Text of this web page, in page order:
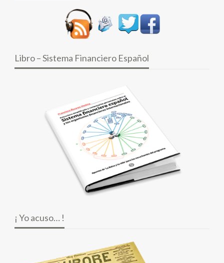
Libro – Sistema Financiero Español
¡ Yo acuso… !